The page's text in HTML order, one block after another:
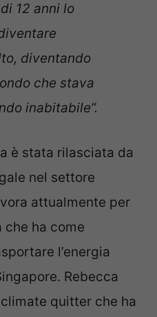
12 anni lo
diventando
che stava
inabitabile”.
è stata rilasciata da
nel settore
attualmente per
che ha come
l’energia
Rebecca
quitter che ha